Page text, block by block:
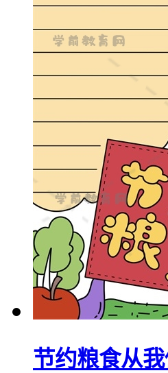
节约粮食从